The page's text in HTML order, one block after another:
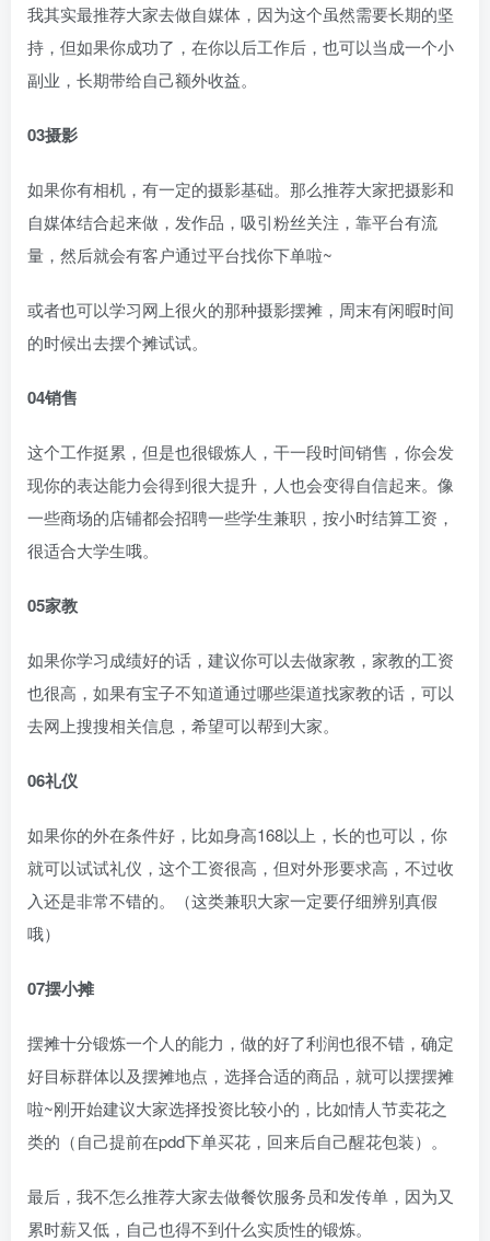
我其实最推荐大家去做自媒体，因为这个虽然需要长期的坚
持，但如果你成功了，在你以后工作后，也可以当成一个小
副业，长期带给自己额外收益。
03摄影
如果你有相机，有一定的摄影基础。那么推荐大家把摄影和
自媒体结合起来做，发作品，吸引粉丝关注，靠平台有流
量，然后就会有客户通过平台找你下单啦~
或者也可以学习网上很火的那种摄影摆摊，周末有闲暇时间
的时候出去摆个摊试试。
04销售
这个工作挺累，但是也很锻炼人，干一段时间销售，你会发
现你的表达能力会得到很大提升，人也会变得自信起来。像
一些商场的店铺都会招聘一些学生兼职，按小时结算工资，
很适合大学生哦。
05家教
如果你学习成绩好的话，建议你可以去做家教，家教的工资
也很高，如果有宝子不知道通过哪些渠道找家教的话，可以
去网上搜搜相关信息，希望可以帮到大家。
06礼仪
如果你的外在条件好，比如身高168以上，长的也可以，你
就可以试试礼仪，这个工资很高，但对外形要求高，不过收
入还是非常不错的。（这类兼职大家一定要仔细辨别真假
哦）
07摆小摊
摆摊十分锻炼一个人的能力，做的好了利润也很不错，确定
好目标群体以及摆摊地点，选择合适的商品，就可以摆摆摊
啦~刚开始建议大家选择投资比较小的，比如情人节卖花之
类的（自己提前在pdd下单买花，回来后自己醒花包装）。
最后，我不怎么推荐大家去做餐饮服务员和发传单，因为又
累时薪又低，自己也得不到什么实质性的锻炼。